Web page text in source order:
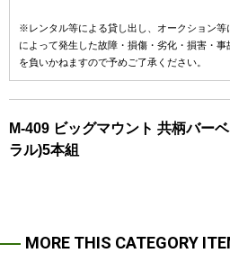
※レンタル等による貸し出し、オークション等
によって発生した故障・損傷・劣化・損害・
を負いかねますので予めご了承ください。
M-409 ビッグマウント 共柄バー
ラル)5本組
MORE THIS CATEGORY